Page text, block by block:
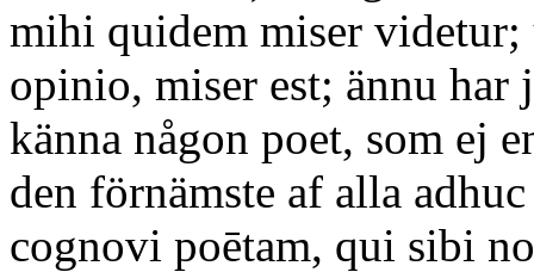
mihi quidem miser videtur;
opinio, miser est; ännu har
känna någon poet, som ej
den förnämste af alla
cognovi poētam, qui sibi